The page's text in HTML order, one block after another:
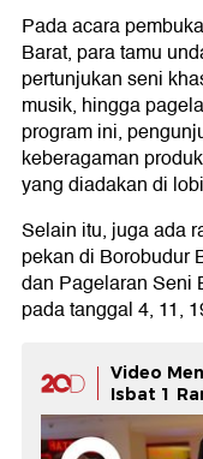
Pada acara
Barat, para tamu
pertunjukan seni
musik, hingga
program ini,
keberagaman
yang diadakan di
Selain itu, juga ada
pekan di Borobudur
dan Pagelaran Seni
pada tanggal 4, 11,
Video
Isbat 1